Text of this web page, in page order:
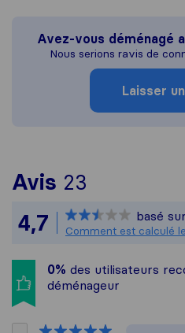
Avez-vous déménagé
Nous serions ravis de
Laisser
Avis 23
Sirelo
Tous les
4,7 basé sur
Comment est calculé
0% des utilisateurs
déménageur